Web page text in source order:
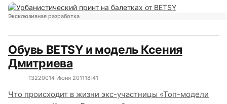
Эксклюзивная разработка
Обувь BETSY и модель Ксения
Дмитриева
13220014 Июня 201118:41
Что происходит в жизни экс-участницы «Топ-модели